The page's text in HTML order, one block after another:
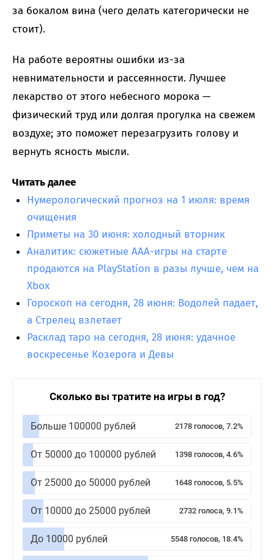
за бокалом вина (чего делать категорически не
стоит).
На работе вероятны ошибки из-за
невнимательности и рассеянности. Лучшее
лекарство от этого небесного морока —
физический труд или долгая прогулка на свежем
воздухе; это поможет перезагрузить голову и
вернуть ясность мысли.
Читать далее
Нумерологический прогноз на 1 июля: время
очищения
Приметы на 30 июня: холодный вторник
Аналитик: сюжетные AAA-игры на старте
продаются на PlayStation в разы лучше, чем на
Xbox
Гороскоп на сегодня, 28 июня: Водолей падает,
а Стрелец взлетает
Расклад таро на сегодня, 28 июня: удачное
воскресенье Козерога и Девы
Сколько вы тратите на игры в год?
Больше 100000 рублей 2178 голосов, 7.2%
От 50000 до 100000 рублей 1398 голосов, 4.6%
От 25000 до 50000 рублей 1648 голосов, 5.5%
От 10000 до 25000 рублей 2732 голоса, 9.1%
До 10000 рублей 5548 голосов, 18.4%